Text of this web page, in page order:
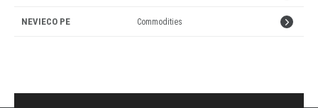
»
NEVIECO PE Commodities
Leggi